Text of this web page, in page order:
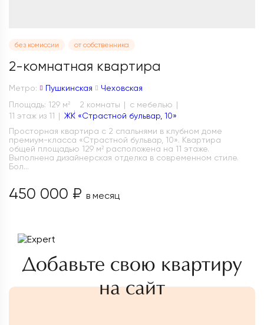
без комиссии от собственника
2-комнатная квартира
Метро: Пушкинская
Чеховская
Площадь: 129 м 2 2 комнаты
с мебелью
11 этаж из 11
ЖК «Страстной бульвар, 10»
Просторная квартира с 2 спальнями в клубном доме
премиум-класса «Страстной бульвар, 10». Квартира
общей площадью 129 м² расположена на 11 этаже.
Выполнена дизайнерская отделка в современном стиле.
Бол...
450 000 ₽ в месяц
Добавьте свою квартиру
на сайт